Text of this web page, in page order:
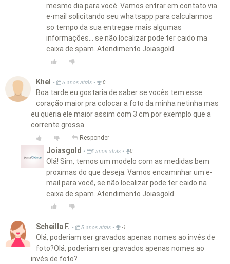
mesmo dia para você. Vamos entrar em contato via
e-mail solicitando seu whatsapp para calcularmos
so tempo da sua entregae mais algumas
informações... se não localizar pode ter caido ma
caixa de spam. Atendimento Joiasgold
Khel • 5 anos atrás • 0
Boa tarde eu gostaria de saber se vocês tem esse
coração maior pra colocar a foto da minha netinha mas
eu queria ele maior assim com 3 cm por exemplo que a
corrente grossa
Responder
Joiasgold • 5 anos atrás • 0
Olá! Sim, temos um modelo com as medidas bem
proximas do que deseja. Vamos encaminhar um e-
mail para você, se não localizar pode ter caido na
caixa de spam. Atendimento Joiasgold
Scheilla F. • 5 anos atrás • -1
Olá, poderiam ser gravados apenas nomes ao invés de
foto?Olá, poderiam ser gravados apenas nomes ao
invés de foto?